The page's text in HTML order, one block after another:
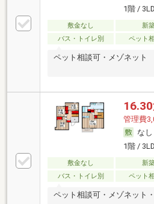
1階 /
敷金なし 新
バス・トイレ別
ペット
ペット相談可・メゾネット
16.30
管理費
なし
1階 /
敷金なし 新
バス・トイレ別
ペット
ペット相談可・メゾネット